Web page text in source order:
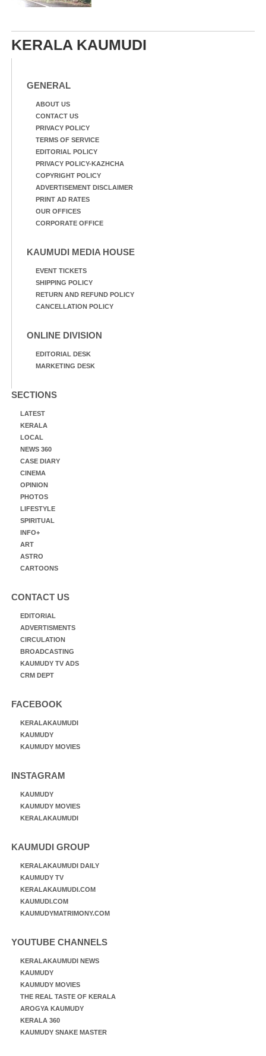
KERALA KAUMUDI
GENERAL
ABOUT US
CONTACT US
PRIVACY POLICY
TERMS OF SERVICE
EDITORIAL POLICY
PRIVACY POLICY-KAZHCHA
COPYRIGHT POLICY
ADVERTISEMENT DISCLAIMER
PRINT AD RATES
OUR OFFICES
CORPORATE OFFICE
KAUMUDI MEDIA HOUSE
EVENT TICKETS
SHIPPING POLICY
RETURN AND REFUND POLICY
CANCELLATION POLICY
ONLINE DIVISION
EDITORIAL DESK
MARKETING DESK
SECTIONS
LATEST
KERALA
LOCAL
NEWS 360
CASE DIARY
CINEMA
OPINION
PHOTOS
LIFESTYLE
SPIRITUAL
INFO+
ART
ASTRO
CARTOONS
CONTACT US
EDITORIAL
ADVERTISMENTS
CIRCULATION
BROADCASTING
KAUMUDY TV ADS
CRM DEPT
FACEBOOK
KERALAKAUMUDI
KAUMUDY
KAUMUDY MOVIES
INSTAGRAM
KAUMUDY
KAUMUDY MOVIES
KERALAKAUMUDI
KAUMUDI GROUP
KERALAKAUMUDI DAILY
KAUMUDY TV
KERALAKAUMUDI.COM
KAUMUDI.COM
KAUMUDYMATRIMONY.COM
YOUTUBE CHANNELS
KERALAKAUMUDI NEWS
KAUMUDY
KAUMUDY MOVIES
THE REAL TASTE OF KERALA
AROGYA KAUMUDY
KERALA 360
KAUMUDY SNAKE MASTER